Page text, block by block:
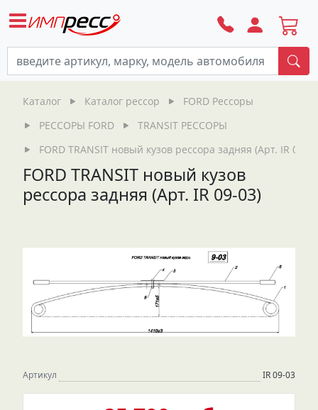
Каталог Каталог рессор
FORD Рессоры
РЕССОРЫ FORD
TRANSIT РЕССОРЫ
FORD TRANSIT новый кузов рессора задняя (Арт. IR 09-
FORD TRANSIT новый кузов
рессора задняя (Арт. IR 09-03)
Артикул IR 09-03